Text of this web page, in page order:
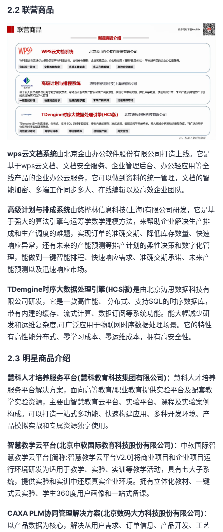
2.2 联营商品
wps云文档系统由北京金山办公软件股份有限公司打造上线。它是
基于wps云文档、文档安全服务、企业管理后台、办公轻应用等全
线产品的企业办公云服务，它可以做到资料的统一管理，文档的智
能加密、多端工作同步多人、在线编辑以及高效企业团队。
高级计划与排成系统由悠桦林信息科技(上海)有限公司研发，它是基
于强大的算法引擎与运筹学数学建模方法，来帮助企业解决生产排
成和生产调度的难题，实现订单的准确交期、降低库存数量、快速
响应异常，还有未来的产能预测等排产计划的柔性决策和数字化管
理，能做到一键智能排程、快速响应需求、准确交期承诺、未来产
能预测以及迅速响应市场。
TDemgine时序大数据处理引擎(HCS版)是由北京涛思数据科技有
限公司研发，它是一款高性能、 分布式、支持SQL的时序数据库，
带有内建的缓存、流式计算、数据订阅等系统功能。能大幅减少研
发和运维复杂度,可广泛应用于物联网时序数据处理场景。它的特性
有高性能分布式、零学习成本、零运维成本，拥有高安全性。
2.3 明星商品介绍
慧科人才培养服务平台(慧科教育科技集团有限公司)： 慧科人才培养
服务平台解决方案，面向高等教育/职业教育提供实验平台及配套教
学实验资源，主要由智慧教育云平台、实验平台、课程及实验案例
构成。可以打造一站式多功能、快速构建应用、多种开发环境、产
品模拟实战和专属资源独享使用。
智慧教学云平台(北京中软国际教育科技股份有限公司)： 中软国际智
慧教学云平台[简称:智慧教学云平台V2.0]将商业项目和企业项目运
行环境研发为适用于教学、实验、实训等教学活动，具有七大子系
统，提供实验和实训中还原真实企业环境。拥有立体化教材、一键
式云实验、学生360度用户画像和一站式备课。
CAXA PLM协同管理解决方案(北京数码大方科技股份有限公司)：
以产品数据为核心，解决从用户需求、订单信息、产品开发、工艺